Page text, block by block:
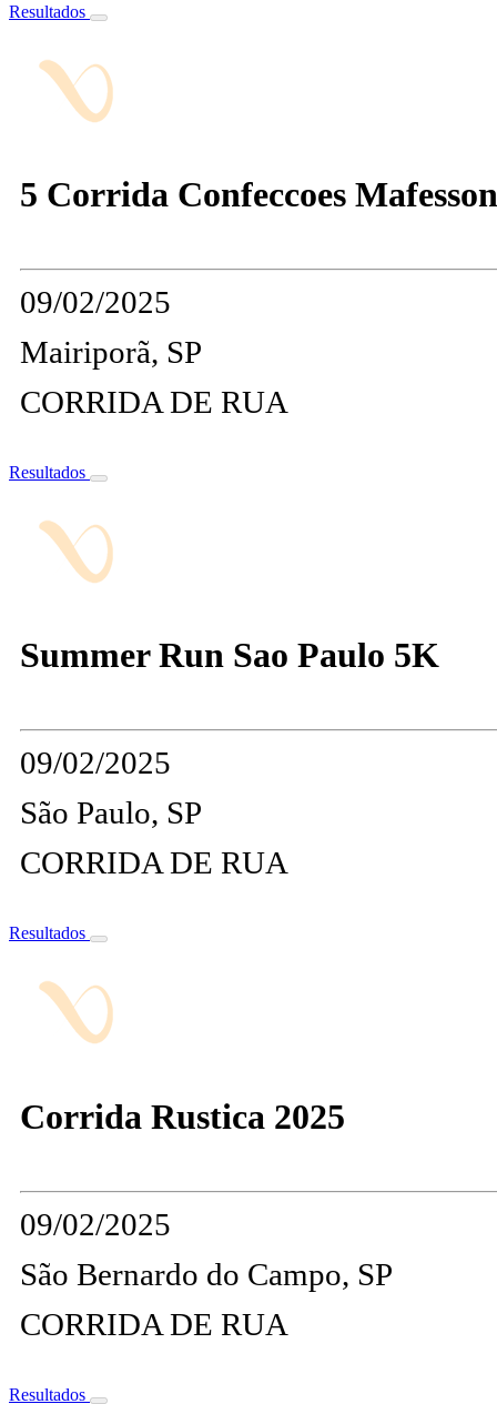
Resultados
5 Corrida Confeccoes
09/02/2025
Mairiporã, SP
CORRIDA DE RUA
Resultados
Summer Run Sao Paulo 5K
09/02/2025
São Paulo, SP
CORRIDA DE RUA
Resultados
Corrida Rustica 2025
09/02/2025
São Bernardo do Campo, SP
CORRIDA DE RUA
Resultados